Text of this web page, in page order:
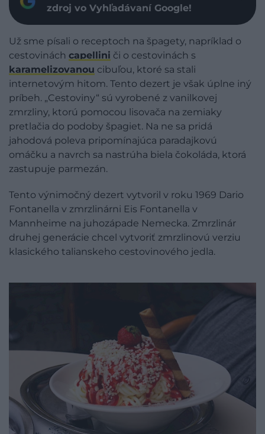
zdroj vo Vyhľadávaní Google!
Už sme písali o receptoch na špagety, napríklad o
cestovinách capellini či o cestovinách s
karamelizovanou cibuľou, ktoré sa stali
internetovým hitom. Tento dezert je však úplne iný
príbeh. „Cestoviny“ sú vyrobené z vanilkovej
zmrzliny, ktorú pomocou lisovača na zemiaky
pretlačia do podoby špagiet. Na ne sa pridá
jahodová poleva pripomínajúca paradajkovú
omáčku a navrch sa nastrúha biela čokoláda, ktorá
zastupuje parmezán.
Tento výnimočný dezert vytvoril v roku 1969 Dario
Fontanella v zmrzlinárni Eis Fontanella v
Mannheime na juhozápade Nemecka. Zmrzlinár
druhej generácie chcel vytvoriť zmrzlinovú verziu
klasického talianskeho cestovinového jedla.